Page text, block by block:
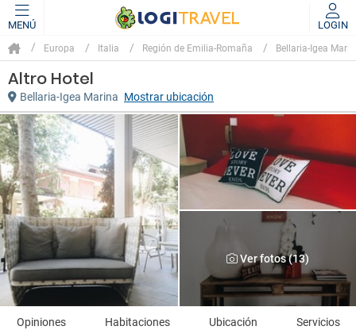
MENÚ LOGIN
Europa Italia Región de Emilia-Romaña Bellaria-Igea
Altro Hotel
Bellaria-Igea Marina Mostrar ubicación
Ver fotos (13)
Opiniones Habitaciones Ubicación Servicios